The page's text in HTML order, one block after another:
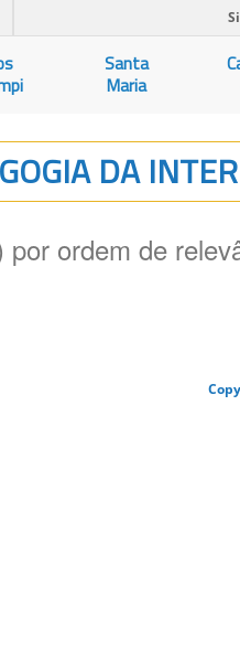
Santa
Maria
DA
ordem de